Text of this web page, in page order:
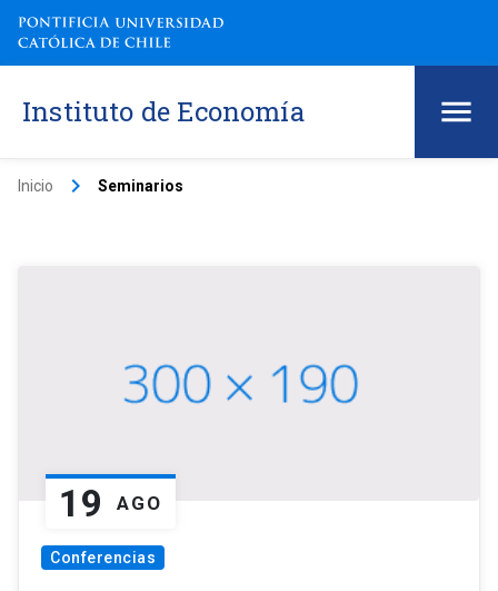
Instituto de Economía
Inicio keyboard_arrow_right Seminarios
19 AGO
Conferencias